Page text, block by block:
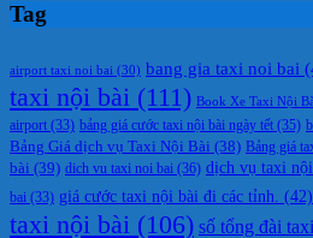
Tag
airport taxi noi bai (30) bang gia taxi noi bai
taxi nội bài (111) Book Xe Taxi Nội
airport (33) bảng giá cước taxi nội bài ngày tết (35)
Bảng Giá dịch vụ Taxi Nội Bài (38) Bảng giá
bài (39) dich vu taxi noi bai (36) dịch vụ taxi
bai (33) giá cước taxi nội bài đi các tỉnh. (42)
taxi nội bài (106) số tổng đài